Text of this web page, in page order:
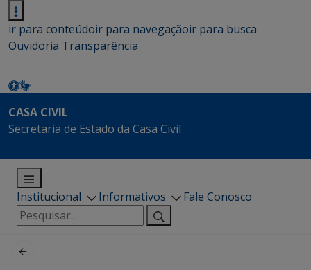
ir para conteúdoir para navegaçãoir para busca
Ouvidoria Transparência
CASA CIVIL
Secretaria de Estado da Casa Civil
Institucional Informativos
Fale Conosco
Pesquisar
por: